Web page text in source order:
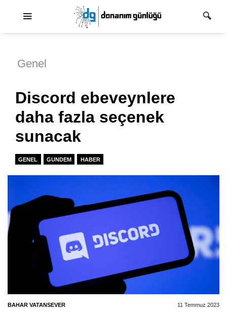
Genel
Discord ebeveynlere
daha fazla seçenek
sunacak
GENEL GUNDEM HABER
BAHAR VATANSEVER 11 Temmuz 2023